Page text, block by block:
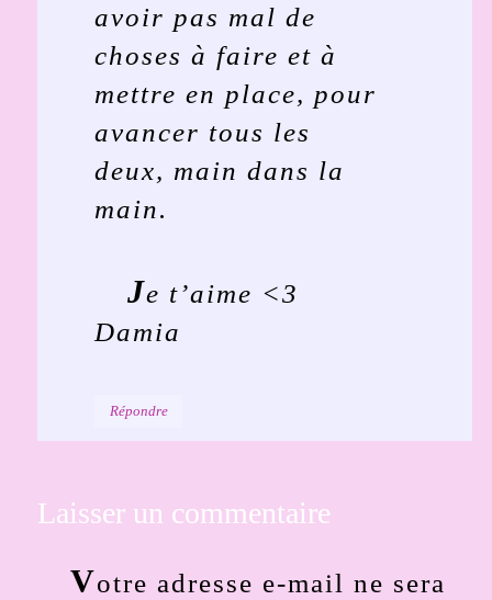
avoir pas mal de
choses à faire et à
mettre en place, pour
avancer tous les
deux, main dans la
main.
Je t’aime <3
Damia
Répondre
Laisser un commentaire
Votre adresse e-mail ne sera